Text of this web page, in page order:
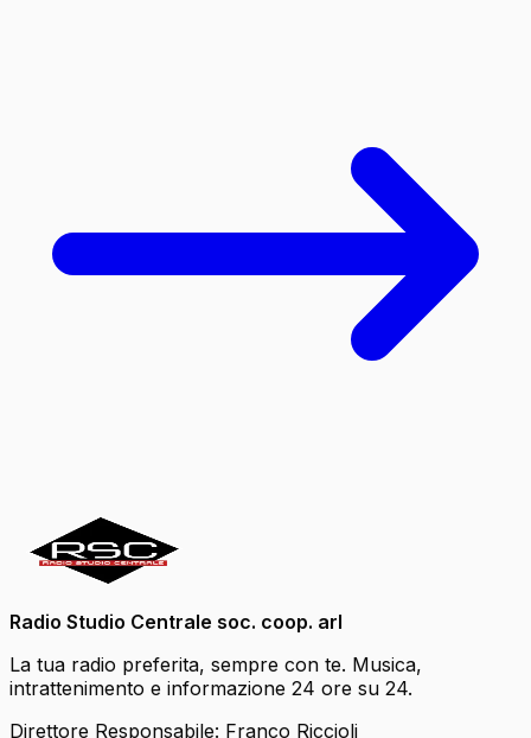
Radio Studio Centrale soc. coop. arl
La tua radio preferita, sempre con te. Musica,
intrattenimento e informazione 24 ore su 24.
Direttore Responsabile: Franco Riccioli